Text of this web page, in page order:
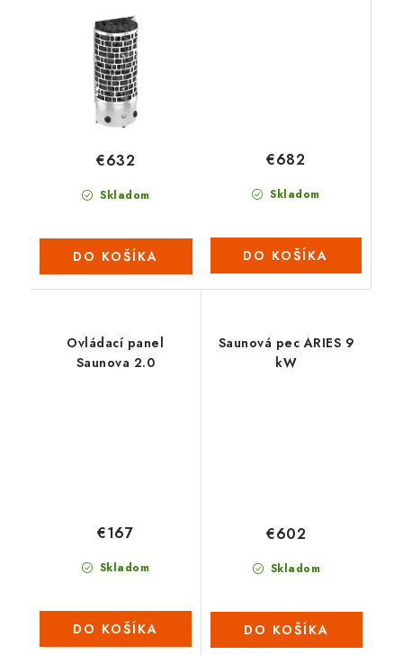
Skladom
€632
DO KOŠÍKA
Skladom
€682
DO KOŠÍKA
Ovládací panel
Saunova 2.0
Skladom
€167
DO KOŠÍKA
Saunová pec ARIES 9
kW
Skladom
€602
DO KOŠÍKA